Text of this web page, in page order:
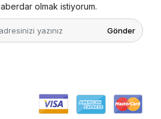
olmak istiyorum.
Gönder